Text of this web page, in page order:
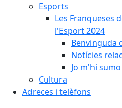
Esports
Les Franqueses
l'Esport 2024
Benvinguda
Notícies
Jo m'hi sumo
Cultura
Adreces i telèfons